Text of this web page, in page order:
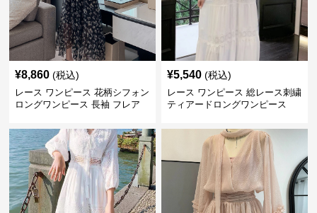
¥8,860 (税込)
レース ワンピース 花柄シフォン
ロングワンピース 長袖 フレア
¥5,540 (税込)
レース ワンピース 総レース刺繍
ティアードロングワンピース